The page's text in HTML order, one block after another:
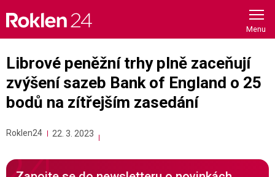
content
Librové peněžní trhy plně zaceňují
zvýšení sazeb Bank of England o 25
bodů na zítřejším zasedání
Roklen24 22. 3. 2023